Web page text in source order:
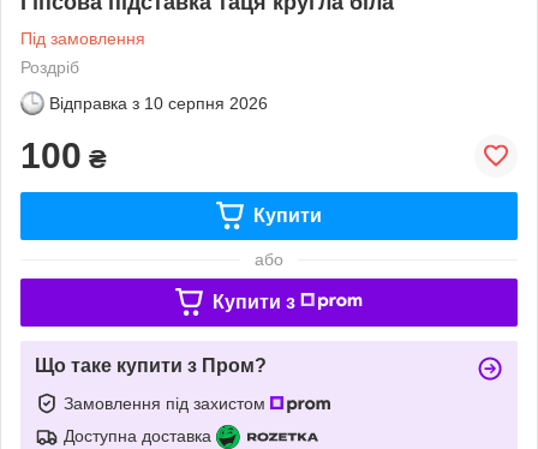
Під замовлення
Роздріб
Відправка з 10 серпня 2026
100 ₴
Купити
або
Купити з
Що таке купити з Пром?
Замовлення під захистом
Доступна доставка